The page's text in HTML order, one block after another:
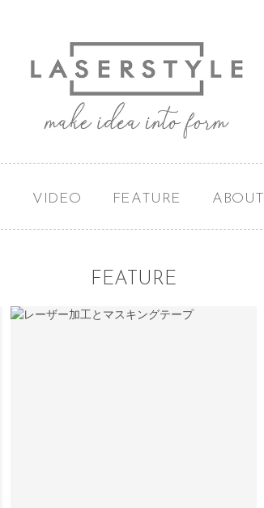
VIDEO FEATURE ABOUT
FEATURE